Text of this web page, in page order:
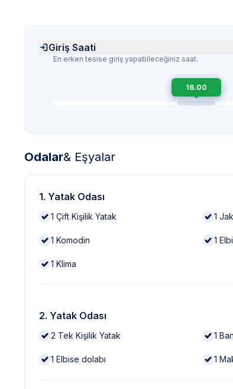
Giriş Saati
En erken tesise giriş yapabileceğiniz saat.
16.00
Odalar& Eşyalar
1. Yatak Odası
1 Çift Kişilik Yatak 1
1 Komodin 1
1 Klima
2. Yatak Odası
2 Tek Kişilik Yatak 1
1 Elbise dolabı 1